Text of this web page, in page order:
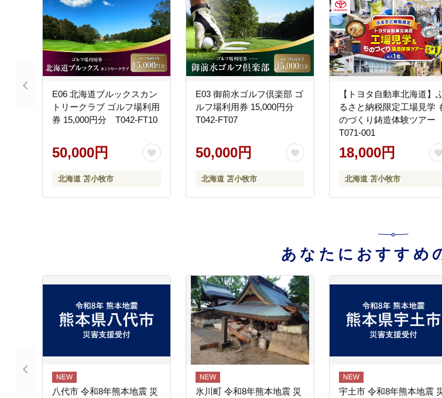
E06 北海道ブルックスカン
トリークラブ ゴルフ場利用
券 15,000円分 T042-FT10
50,000円
北海道 苫小牧市
E03 御前水ゴルフ倶楽部 ゴ
ルフ場利用券 15,000円分
T042-FT07
50,000円
北海道 苫小牧市
【トヨタ自動車北海道】
るさと納税限定工場見学
のづくり鋳造体験ツアー
T071-001
18,000円
北海道 苫小牧市
あなたにおすすめ
八代市 令和8年熊本地震 災 氷川町 令和8年熊本地震 災 宇土市 令和8年熊本地震